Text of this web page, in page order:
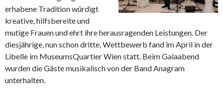
erhabene Tradition würdigt
kreative, hilfsbereite und
mutige Frauen und ehrt ihre herausragenden Leistungen. Der
diesjährige, nun schon dritte, Wettbewerb fand im April in der
Libelle im MuseumsQuartier Wien statt. Beim Galaabend
wurden die Gäste musikalisch von der Band Anagram
unterhalten.